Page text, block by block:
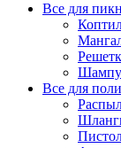
Все для
Все для